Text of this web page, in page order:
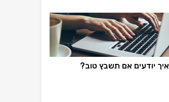
איך יודעים אם תשבץ טוב?